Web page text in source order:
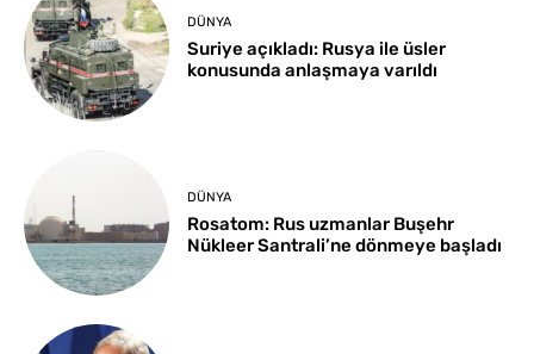
DÜNYA
Suriye açıkladı: Rusya ile üsler
konusunda anlaşmaya varıldı
DÜNYA
Rosatom: Rus uzmanlar Buşehr
Nükleer Santrali’ne dönmeye başladı